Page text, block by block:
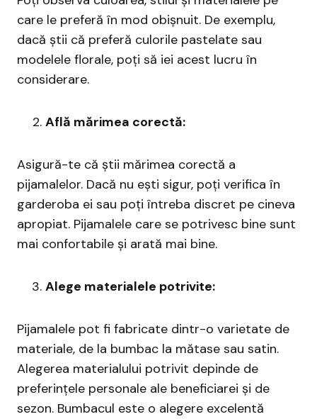
care le preferă în mod obișnuit. De exemplu,
dacă știi că preferă culorile pastelate sau
modelele florale, poți să iei acest lucru în
considerare.
Află mărimea corectă:
Asigură-te că știi mărimea corectă a
pijamalelor. Dacă nu ești sigur, poți verifica în
garderoba ei sau poți întreba discret pe cineva
apropiat. Pijamalele care se potrivesc bine sunt
mai confortabile și arată mai bine.
Alege materialele potrivite:
Pijamalele pot fi fabricate dintr-o varietate de
materiale, de la bumbac la mătase sau satin.
Alegerea materialului potrivit depinde de
preferințele personale ale beneficiarei și de
sezon. Bumbacul este o alegere excelentă